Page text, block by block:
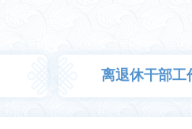
离退休干部工